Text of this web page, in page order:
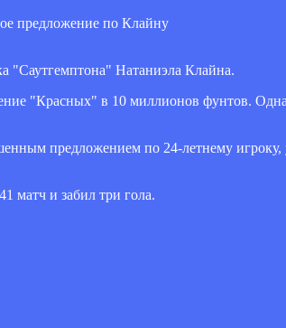
"Саутгемптона" Натаниэла Клайна.
"Красных" в 10 миллионов фунтов.
предложением по 24-летнему игроку, у
матч и забил три гола.